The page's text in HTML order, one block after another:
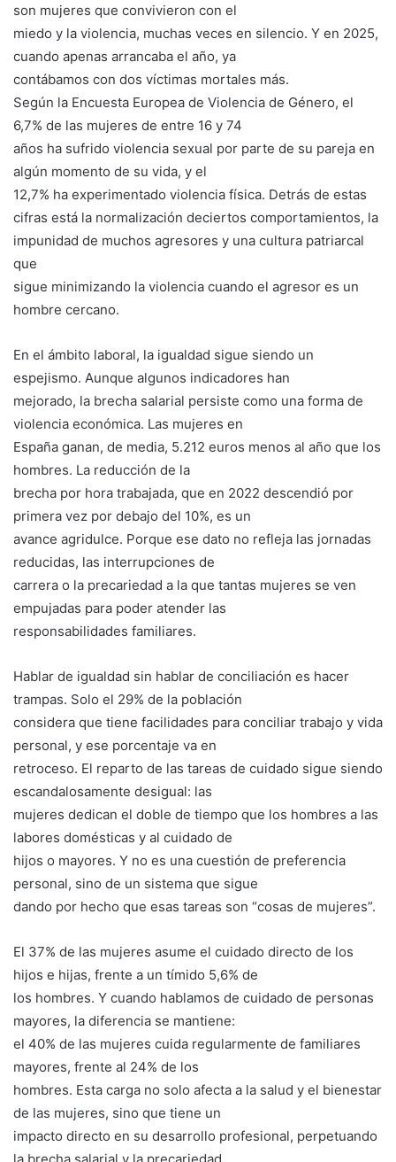
son mujeres que convivieron con el
miedo y la violencia, muchas veces en silencio. Y en 2025,
cuando apenas arrancaba el año, ya
contábamos con dos víctimas mortales más.
Según la Encuesta Europea de Violencia de Género, el
6,7% de las mujeres de entre 16 y 74
años ha sufrido violencia sexual por parte de su pareja en
algún momento de su vida, y el
12,7% ha experimentado violencia física. Detrás de estas
cifras está la normalización deciertos comportamientos, la
impunidad de muchos agresores y una cultura patriarcal
que
sigue minimizando la violencia cuando el agresor es un
hombre cercano.
En el ámbito laboral, la igualdad sigue siendo un
espejismo. Aunque algunos indicadores han
mejorado, la brecha salarial persiste como una forma de
violencia económica. Las mujeres en
España ganan, de media, 5.212 euros menos al año que los
hombres. La reducción de la
brecha por hora trabajada, que en 2022 descendió por
primera vez por debajo del 10%, es un
avance agridulce. Porque ese dato no refleja las jornadas
reducidas, las interrupciones de
carrera o la precariedad a la que tantas mujeres se ven
empujadas para poder atender las
responsabilidades familiares.
Hablar de igualdad sin hablar de conciliación es hacer
trampas. Solo el 29% de la población
considera que tiene facilidades para conciliar trabajo y vida
personal, y ese porcentaje va en
retroceso. El reparto de las tareas de cuidado sigue siendo
escandalosamente desigual: las
mujeres dedican el doble de tiempo que los hombres a las
labores domésticas y al cuidado de
hijos o mayores. Y no es una cuestión de preferencia
personal, sino de un sistema que sigue
dando por hecho que esas tareas son “cosas de mujeres”.
El 37% de las mujeres asume el cuidado directo de los
hijos e hijas, frente a un tímido 5,6% de
los hombres. Y cuando hablamos de cuidado de personas
mayores, la diferencia se mantiene:
el 40% de las mujeres cuida regularmente de familiares
mayores, frente al 24% de los
hombres. Esta carga no solo afecta a la salud y el bienestar
de las mujeres, sino que tiene un
impacto directo en su desarrollo profesional, perpetuando